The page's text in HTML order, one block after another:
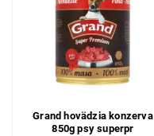
Grand hovädzia konzerva
850g psy superpr